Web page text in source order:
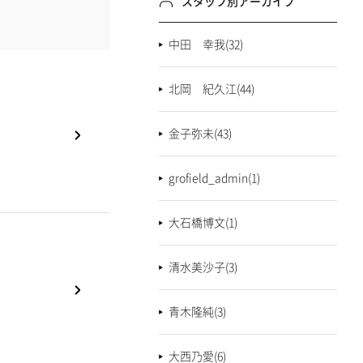
中田 幸我(32)
北岡 紀久江(44)
金子弥未(43)
grofield_admin(1)
大石橋博文(1)
清水美沙子(3)
青木隆純(3)
大西乃愛(6)